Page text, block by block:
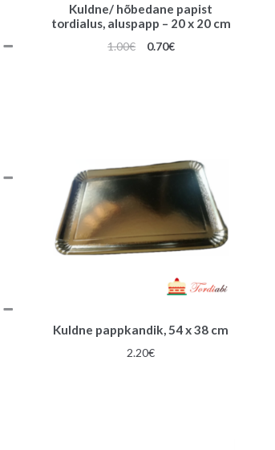
Kuldne/ hõbedane papist
tordialus, aluspapp – 20 x 20 cm
1.00€
Algne
0.70€Praegune
Kuldne pappkandik, 54 x 38 cm
2.20€